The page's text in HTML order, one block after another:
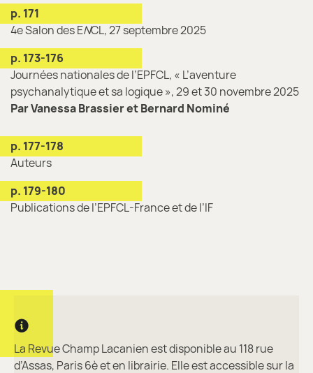
p. 171
4e Salon des ENCL, 27 septembre 2025
p. 173-176
Journées nationales de l’EPFCL, « L’aventure
psychanalytique et sa logique », 29 et 30 novembre 2025
Par Vanessa Brassier et Bernard Nominé
p. 177-178
Auteurs
p. 179-180
Publications de l’EPFCL-France et de l’IF
Informations complémentaires
La Revue Champ Lacanien est disponible au 118 rue
d’Assas, Paris 6è et en librairie. Elle est accessible sur la